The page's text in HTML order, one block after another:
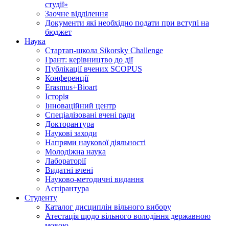
студії»
Заочне відділення
Документи які необхідно подати при вступі на
бюджет
Наука
Стартап-школа Sikorsky Challenge
Грант: керівництво до дії
Публікації вчених SCOPUS
Конференції
Erasmus+Bioart
Історія
Інноваційний центр
Спеціалізовані вчені ради
Докторантура
Наукові заходи
Напрями наукової діяльності
Молодіжна наука
Лабораторії
Видатні вчені
Науково-методичні видання
Аспірантура
Студенту
Каталог дисциплін вільного вибору
Атестація щодо вільного володіння державною